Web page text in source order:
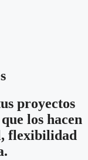
proyectos
los hacen
flexibilidad